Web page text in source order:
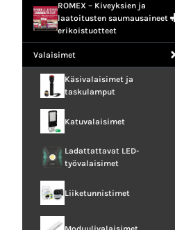
ROMEX – Kiveyksien ja
laatoitusten saumausaineet +
erikoistuotteet
Valaisimet
Käsivalaisimet ja
taskulamput
Katuvalaisimet
Ladattattavat LED-
työvalaisimet
Liiketunnistimet